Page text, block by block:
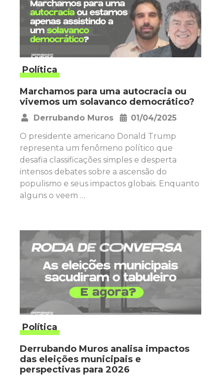
Política
Marchamos para uma autocracia ou
vivemos um solavanco democrático?
Derrubando Muros
01/04/2025
O presidente americano Donald Trump
representa um fenômeno político que
desafia classificações simples e desperta
intensos debates sobre a ascensão do
populismo e seus impactos globais. Enquanto
alguns o veem …
Política
Derrubando Muros analisa impactos
das eleições municipais e
perspectivas para 2026